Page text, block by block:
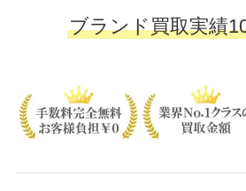
ブランド買取実績